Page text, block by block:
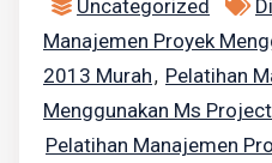
Uncategorized
Manajemen Proyek
2013 Murah, Pelatihan
Menggunakan Ms
Pelatihan Manajemen